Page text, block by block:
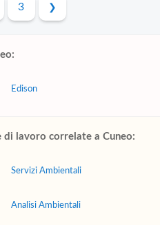
3
Edison
di lavoro correlate a Cuneo:
Servizi Ambientali
Analisi Ambientali